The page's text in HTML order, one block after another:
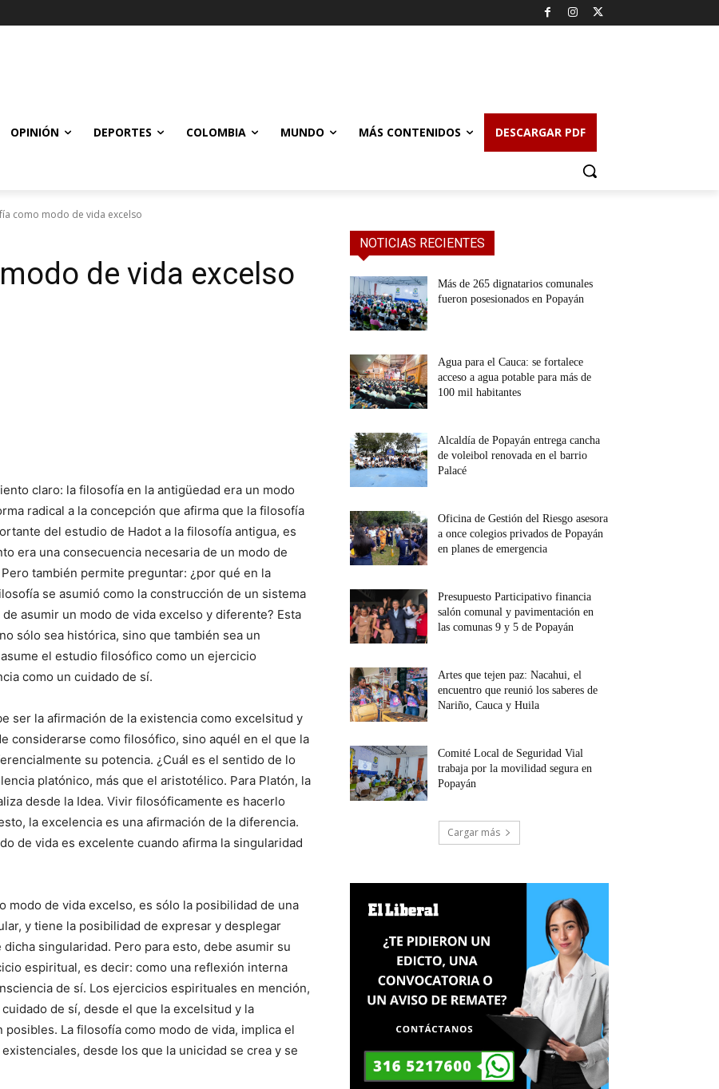
OPINIÓN DEPORTES COLOMBIA MUNDO MÁS CONTENIDOS DESCARGAR PDF
como modo de vida excelso
de vida excelso
claro: la filosofía en la antigüedad era un modo
radical a la concepción que afirma que la filosofía
del estudio de Hadot a la filosofía antigua, es
era una consecuencia necesaria de un modo de
también permite preguntar: ¿por qué en la
se asumió como la construcción de un sistema
asumir un modo de vida excelso y diferente? Esta
sólo sea histórica, sino que también sea un
el estudio filosófico como un ejercicio
como un cuidado de sí.
ser la afirmación de la existencia como excelsitud y
considerarse como filosófico, sino aquél en el que la
su potencia. ¿Cuál es el sentido de lo
platónico, más que el aristotélico. Para Platón, la
desde la Idea. Vivir filosóficamente es hacerlo
la excelencia es una afirmación de la diferencia.
de vida es excelente cuando afirma la singularidad
modo de vida excelso, es sólo la posibilidad de una
y tiene la posibilidad de expresar y desplegar
singularidad. Pero para esto, debe asumir su
espiritual, es decir: como una reflexión interna
de sí. Los ejercicios espirituales en mención,
de sí, desde el que la excelsitud y la
La filosofía como modo de vida, implica el
desde los que la unicidad se crea y se
NOTICIAS RECIENTES
Más de 265 dignatarios comunales
fueron posesionados en Popayán
Agua para el Cauca: se fortalece
acceso a agua potable para más de
100 mil habitantes
Alcaldía de Popayán entrega cancha
de voleibol renovada en el barrio
Palacé
Oficina de Gestión del Riesgo asesora
a once colegios privados de Popayán
en planes de emergencia
Presupuesto Participativo financia
salón comunal y pavimentación en
las comunas 9 y 5 de Popayán
Artes que tejen paz: Nacahui, el
encuentro que reunió los saberes de
Nariño, Cauca y Huila
Comité Local de Seguridad Vial
trabaja por la movilidad segura en
Popayán
Cargar más